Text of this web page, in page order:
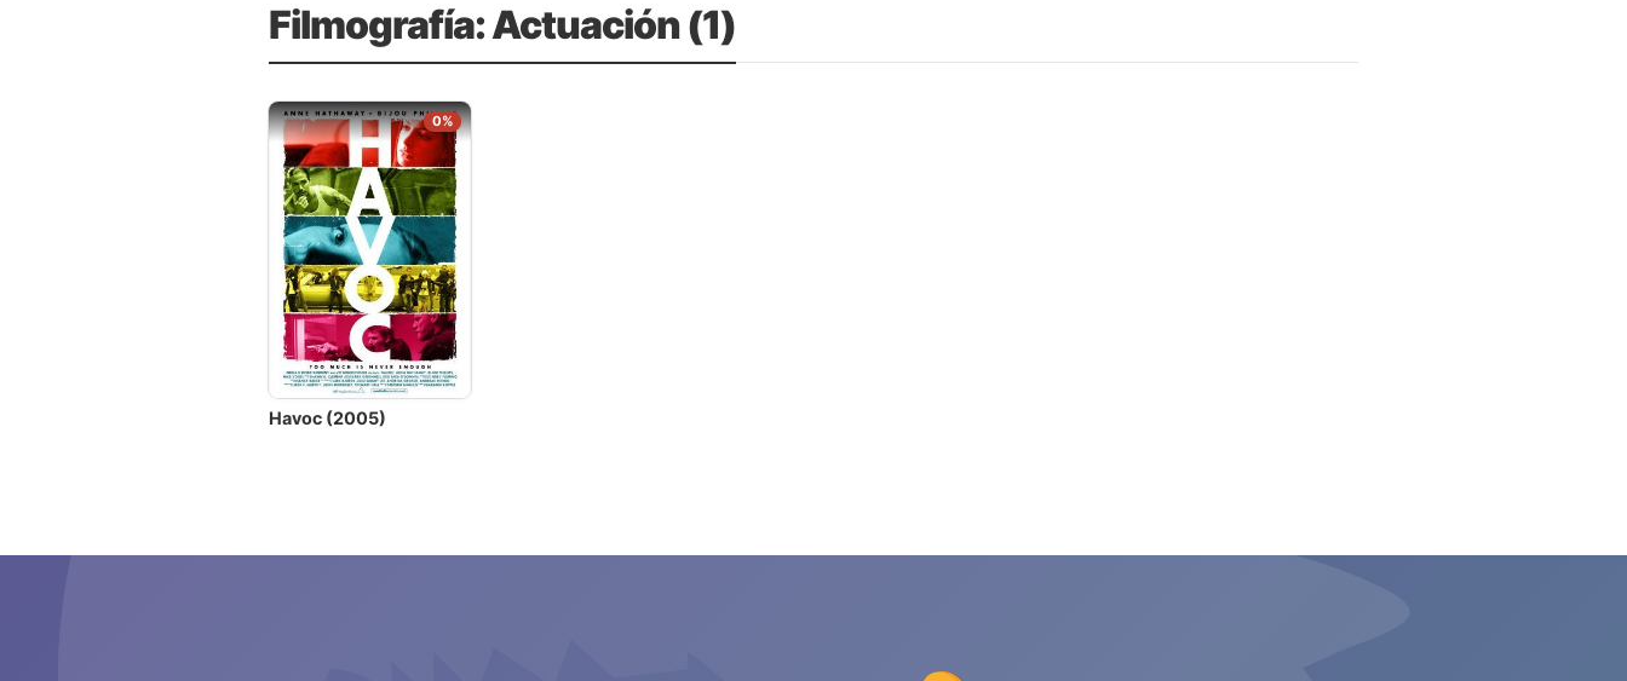
Filmografía: Actuación (1)
Havoc (2005)
0%